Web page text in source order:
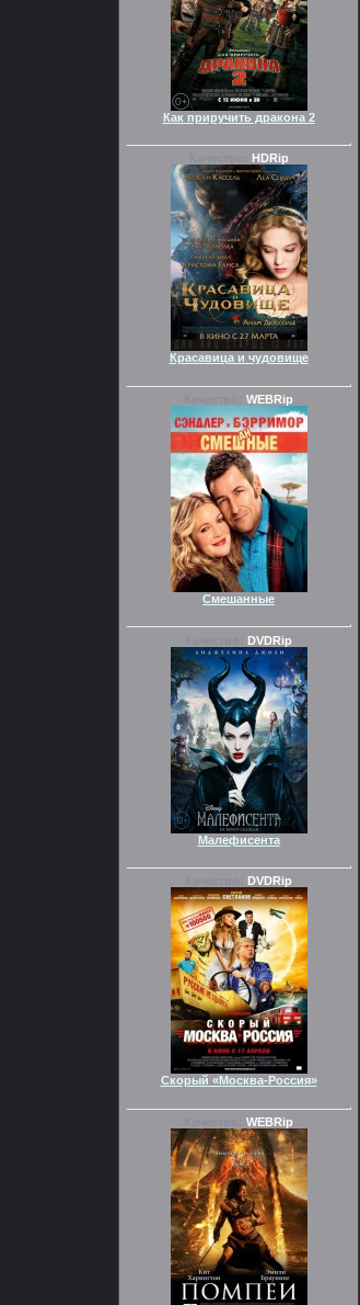
Как приручить дракона 2
HDRip
Красавица и чудовище
WEBRip
Смешанные
DVDRip
Малефисента
DVDRip
Скорый «Москва-Россия»
WEBRip